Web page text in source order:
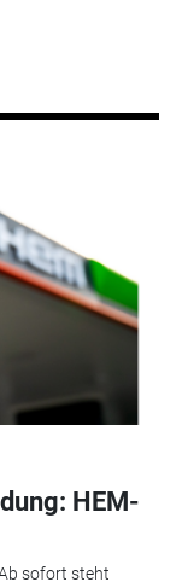
HEM-
sofort steht